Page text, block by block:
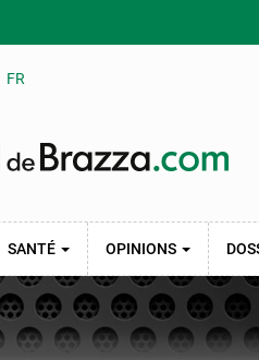
FR
SANTÉ OPINIONS